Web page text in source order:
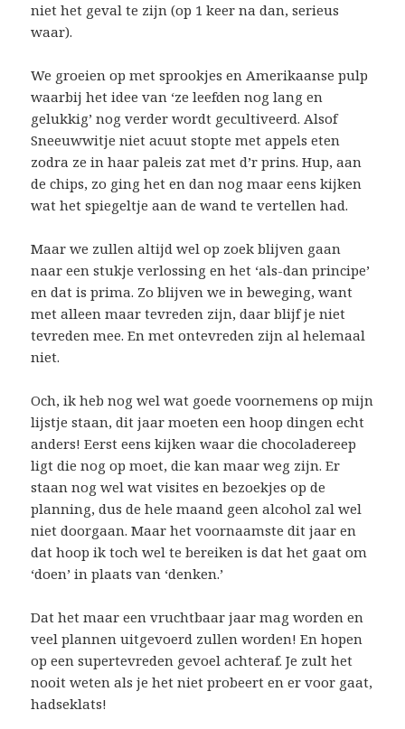
niet het geval te zijn (op 1 keer na dan, serieus
waar).
We groeien op met sprookjes en Amerikaanse pulp
waarbij het idee van ‘ze leefden nog lang en
gelukkig’ nog verder wordt gecultiveerd. Alsof
Sneeuwwitje niet acuut stopte met appels eten
zodra ze in haar paleis zat met d’r prins. Hup, aan
de chips, zo ging het en dan nog maar eens kijken
wat het spiegeltje aan de wand te vertellen had.
Maar we zullen altijd wel op zoek blijven gaan
naar een stukje verlossing en het ‘als-dan principe’
en dat is prima. Zo blijven we in beweging, want
met alleen maar tevreden zijn, daar blijf je niet
tevreden mee. En met ontevreden zijn al helemaal
niet.
Och, ik heb nog wel wat goede voornemens op mijn
lijstje staan, dit jaar moeten een hoop dingen echt
anders! Eerst eens kijken waar die chocoladereep
ligt die nog op moet, die kan maar weg zijn. Er
staan nog wel wat visites en bezoekjes op de
planning, dus de hele maand geen alcohol zal wel
niet doorgaan. Maar het voornaamste dit jaar en
dat hoop ik toch wel te bereiken is dat het gaat om
‘doen’ in plaats van ‘denken.’
Dat het maar een vruchtbaar jaar mag worden en
veel plannen uitgevoerd zullen worden! En hopen
op een supertevreden gevoel achteraf. Je zult het
nooit weten als je het niet probeert en er voor gaat,
hadseklats!